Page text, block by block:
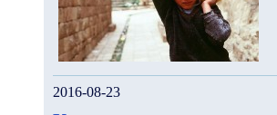
2016-08-23